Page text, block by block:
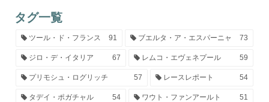
タグ一覧
ツール・ド・フランス 91 ブエルタ・ア・エスパーニャ 73
ジロ・デ・イタリア 67 レムコ・エヴェネプール 59
プリモシュ・ログリッチ 57 レースレポート 54
タデイ・ポガチャル 54 ワウト・ファンアールト 51